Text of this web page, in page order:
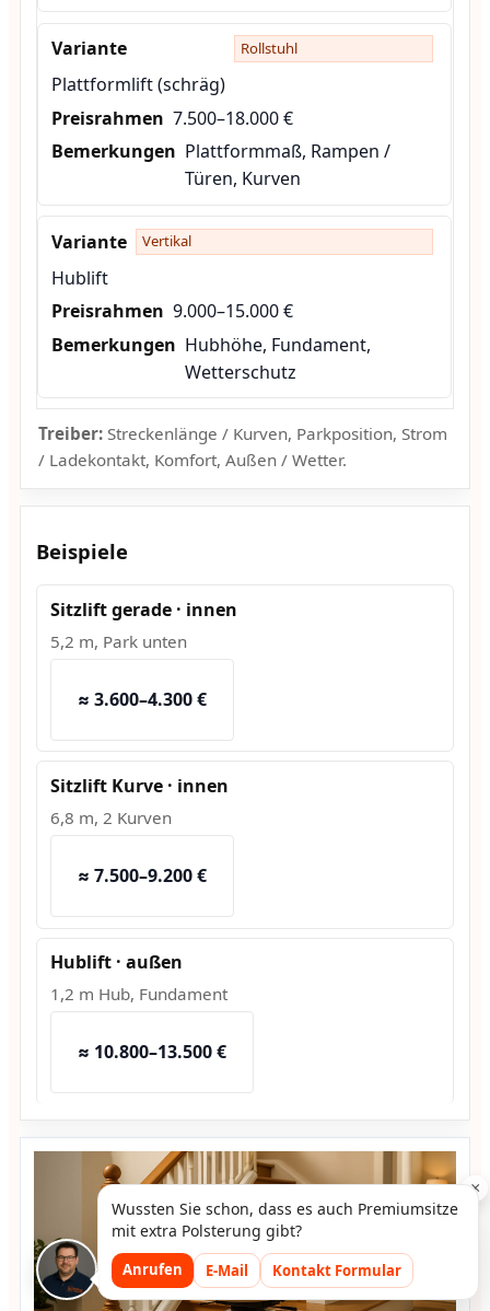
Rollstuhl
Plattformlift (schräg)
7.500–18.000 €
Plattformmaß, Rampen /
Türen, Kurven
Vertikal
Hublift
9.000–15.000 €
Hubhöhe, Fundament,
Wetterschutz
Treiber:Streckenlänge / Kurven, Parkposition, Strom
/ Ladekontakt, Komfort, Außen / Wetter.
Beispiele
Sitzlift gerade · innen
5,2 m, Park unten
≈ 3.600–4.300 €
Sitzlift Kurve · innen
6,8 m, 2 Kurven
≈ 7.500–9.200 €
Hublift · außen
1,2 m Hub, Fundament
≈ 10.800–13.500 €
×
Wussten Sie schon, dass es auch Premiumsitze
mit extra Polsterung gibt?
Anrufen E-Mail Kontakt Formular